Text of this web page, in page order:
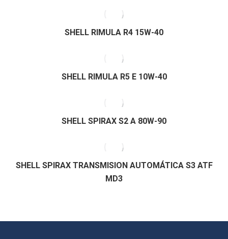
SHELL RIMULA R4 15W-40
SHELL RIMULA R5 E 10W-40
SHELL SPIRAX S2 A 80W-90
SHELL SPIRAX TRANSMISION AUTOMÁTICA S3 ATF
MD3